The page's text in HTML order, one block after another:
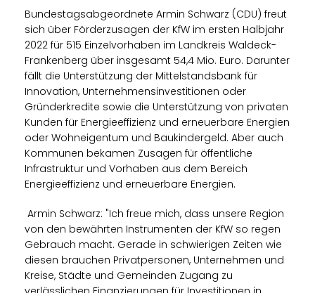
Bundestagsabgeordnete Armin Schwarz (CDU) freut
sich über Förderzusagen der KfW im ersten Halbjahr
2022 für 515 Einzelvorhaben im Landkreis Waldeck-
Frankenberg über insgesamt 54,4 Mio. Euro. Darunter
fällt die Unterstützung der Mittelstandsbank für
Innovation, Unternehmensinvestitionen oder
Gründerkredite sowie die Unterstützung von privaten
Kunden für Energieeffizienz und erneuerbare Energien
oder Wohneigentum und Baukindergeld. Aber auch
Kommunen bekamen Zusagen für öffentliche
Infrastruktur und Vorhaben aus dem Bereich
Energieeffizienz und erneuerbare Energien.
Armin Schwarz: "Ich freue mich, dass unsere Region
von den bewährten Instrumenten der KfW so regen
Gebrauch macht. Gerade in schwierigen Zeiten wie
diesen brauchen Privatpersonen, Unternehmen und
Kreise, Städte und Gemeinden Zugang zu